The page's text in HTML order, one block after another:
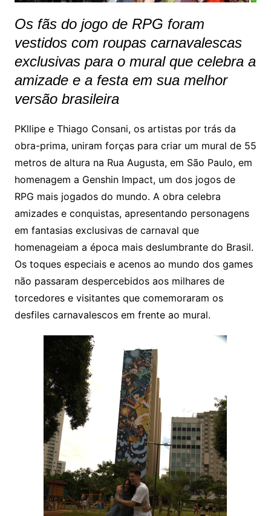
Os fãs do jogo de RPG foram
vestidos com roupas carnavalescas
exclusivas para o mural que celebra a
amizade e a festa em sua melhor
versão brasileira
PKllipe e Thiago Consani, os artistas por trás da
obra-prima, uniram forças para criar um mural de 55
metros de altura na Rua Augusta, em São Paulo, em
homenagem a Genshin Impact, um dos jogos de
RPG mais jogados do mundo. A obra celebra
amizades e conquistas, apresentando personagens
em fantasias exclusivas de carnaval que
homenageiam a época mais deslumbrante do Brasil.
Os toques especiais e acenos ao mundo dos games
não passaram despercebidos aos milhares de
torcedores e visitantes que comemoraram os
desfiles carnavalescos em frente ao mural.